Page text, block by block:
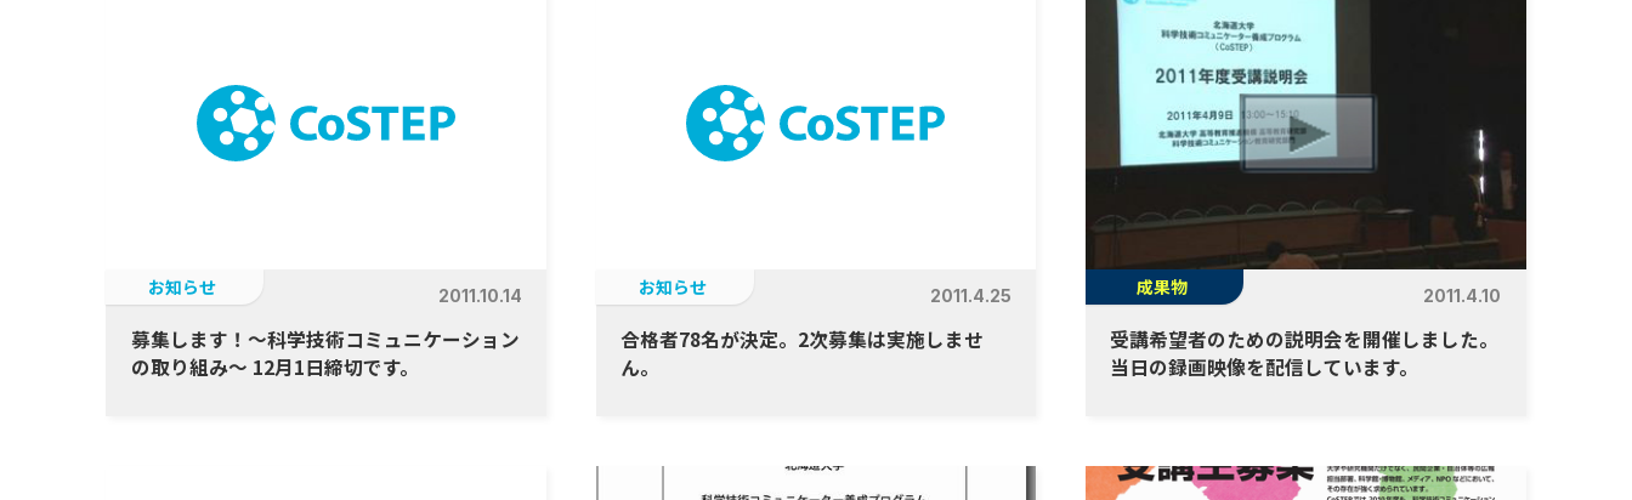
お知らせ 2011.10.14
募集します！〜科学技術コミュニケーション
の取り組み〜 12月1日締切です。
お知らせ 2011.4.25
合格者78名が決定。2次募集は実施しませ
ん。
成果物 2011.4.10
受講希望者のための説明会を開催しました。
当日の録画映像を配信しています。